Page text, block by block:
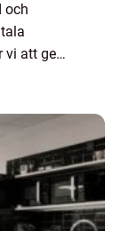
och
vi att ge